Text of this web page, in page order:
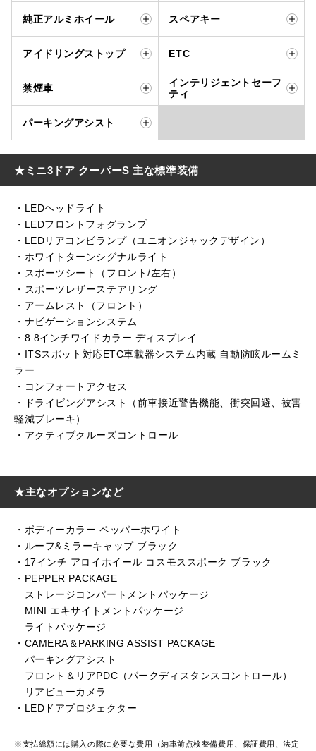
純正アルミホイール スペアキー
アイドリングストップ ETC
禁煙車
インテリジェントセーフ
ティ
パーキングアシスト
★ミニ3ドア クーパーS 主な標準装備
・LEDヘッドライト
・LEDフロントフォグランプ
・LEDリアコンビランプ（ユニオンジャックデザイン）
・ホワイトターンシグナルライト
・スポーツシート（フロント/左右）
・スポーツレザーステアリング
・アームレスト（フロント）
・ナビゲーションシステム
・8.8インチワイドカラー ディスプレイ
・ITSスポット対応ETC車載器システム内蔵 自動防眩ルームミ
ラー
・コンフォートアクセス
・ドライビングアシスト（前車接近警告機能、衝突回避、被害
軽減ブレーキ）
・アクティブクルーズコントロール
★主なオプションなど
・ボディーカラー ペッパーホワイト
・ルーフ&ミラーキャップ ブラック
・17インチ アロイホイール コスモススポーク ブラック
・PEPPER PACKAGE
ストレージコンパートメントパッケージ
MINI エキサイトメントパッケージ
ライトパッケージ
・CAMERA＆PARKING ASSIST PACKAGE
パーキングアシスト
フロント＆リアPDC（パークディスタンスコントロール）
リアビューカメラ
・LEDドアプロジェクター
※支払総額には購入の際に必要な費用（納車前点検整備費用、保証費用、法定